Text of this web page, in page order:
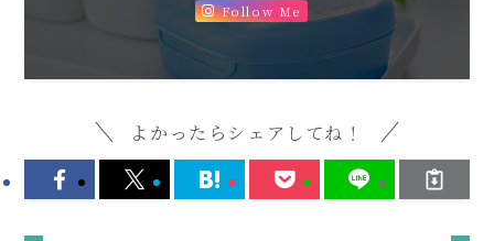
Follow Me
よかったらシェアしてね！